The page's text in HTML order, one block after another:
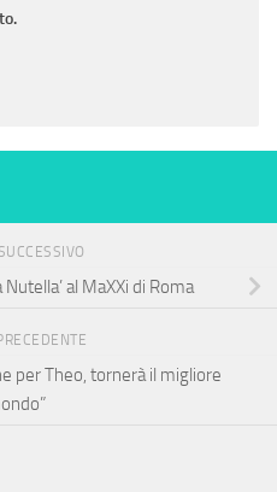
al MaXXi di Roma
per Theo, tornerà il migliore